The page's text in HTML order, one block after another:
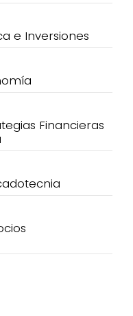
e Inversiones
Financieras